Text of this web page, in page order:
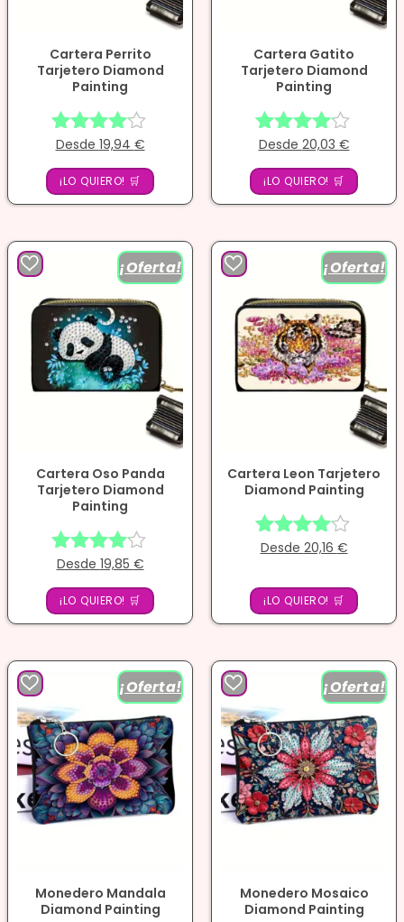
Cartera Perrito
Tarjetero Diamond
Painting
Valorado
con
4.00
de 5
Desde 19,94 €
¡LO QUIERO! 🛒
Cartera Gatito
Tarjetero Diamond
Painting
Valorado
con
4.00
de 5
Desde 20,03 €
¡LO QUIERO! 🛒
¡Oferta!
Cartera Oso Panda
Tarjetero Diamond
Painting
Valorado
con
4.00
de 5
Desde 19,85 €
¡LO QUIERO! 🛒
¡Oferta!
Cartera Leon Tarjetero
Diamond Painting
Valorado
4.00
de 5
Desde 20,16 €
¡LO QUIERO! 🛒
¡Oferta!
Monedero Mandala
Diamond Painting
¡Oferta!
Monedero Mosaico
Diamond Painting